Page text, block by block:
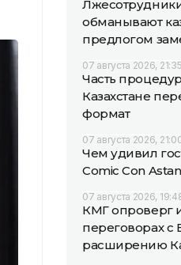
обманывают
предлогом
07 августа 2026, 21:35
Часть
Казахстане
формат
07 августа 2026,
Чем удивил
Comic Con
07 августа 2026,
КМГ опроверг
переговорах с
расширению